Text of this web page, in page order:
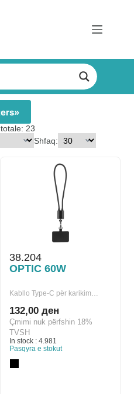
23
Shfaq:
38.204
OPTIC 60W
Kabllo Type-C për karikim…
132,00 ден
Çmimi nuk përfshin 18%
TVSH
In stock : 4.981
Pasqyra e stokut